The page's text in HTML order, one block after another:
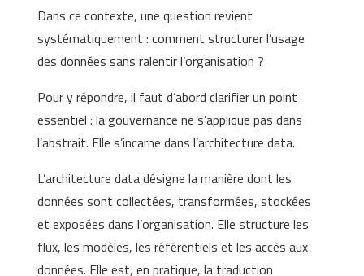
Dans ce contexte, une question revient
systématiquement : comment structurer l’usage
des données sans ralentir l’organisation ?
Pour y répondre, il faut d’abord clarifier un point
essentiel : la gouvernance ne s’applique pas dans
l’abstrait. Elle s’incarne dans l’architecture data.
L’architecture data désigne la manière dont les
données sont collectées, transformées, stockées
et exposées dans l’organisation. Elle structure les
flux, les modèles, les référentiels et les accès aux
données. Elle est, en pratique, la traduction